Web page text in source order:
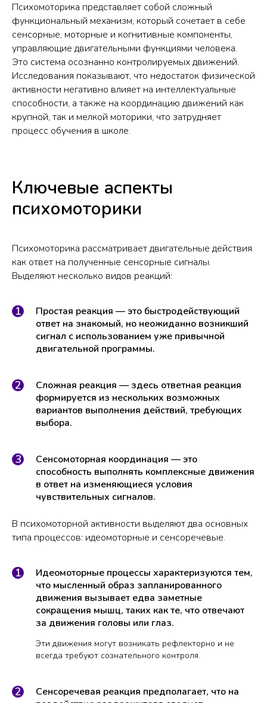
Психомоторика представляет собой сложный
функциональный механизм, который сочетает в себе
сенсорные, моторные и когнитивные компоненты,
управляющие двигательными функциями человека.
Это система осознанно контролируемых движений.
Исследования показывают, что недостаток физической
активности негативно влияет на интеллектуальные
способности, а также на координацию движений как
крупной, так и мелкой моторики, что затрудняет
процесс обучения в школе.
Ключевые аспекты
психомоторики
Психомоторика рассматривает двигательные действия
как ответ на полученные сенсорные сигналы.
Выделяют несколько видов реакций:
Простая реакция — это быстродействующий
ответ на знакомый, но неожиданно возникший
сигнал с использованием уже привычной
двигательной программы.
Сложная реакция — здесь ответная реакция
формируется из нескольких возможных
вариантов выполнения действий, требующих
выбора.
Сенсомоторная координация — это
способность выполнять комплексные движения
в ответ на изменяющиеся условия
чувствительных сигналов.
В психомоторной активности выделяют два основных
типа процессов: идеомоторные и сенсоречевые.
Идеомоторные процессы характеризуются тем,
что мысленный образ запланированного
движения вызывает едва заметные
сокращения мышц, таких как те, что отвечают
за движения головы или глаз.
Эти движения могут возникать рефлекторно и не
всегда требуют сознательного контроля.
Сенсоречевая реакция предполагает, что на